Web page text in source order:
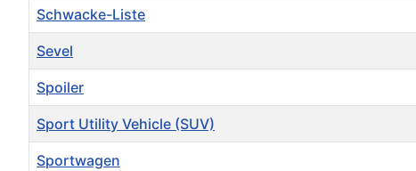
Schwacke-Liste
Sevel
Spoiler
Sport Utility Vehicle (SUV)
Sportwagen